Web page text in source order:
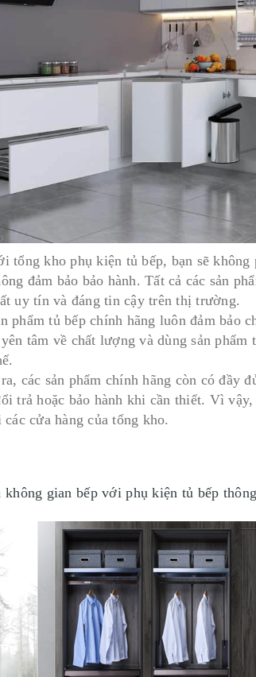
tổng kho phụ kiện tủ bếp, bạn sẽ
đảm bảo bảo hành. Tất cả các sản
uy tín và đáng tin cậy trên thị trường.
phẩm tủ bếp chính hãng luôn đảm
tâm về chất lượng và dùng sản
các sản phẩm chính hãng còn có đầy
trả hoặc bảo hành khi cần thiết. Vì
các cửa hàng của tổng kho.
gian bếp với phụ kiện tủ bếp